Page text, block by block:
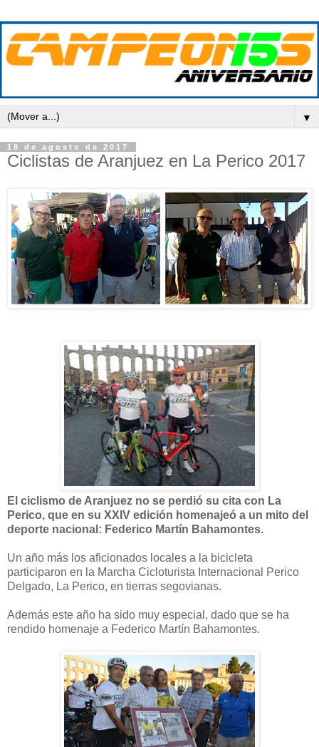
▼
18 de agosto de 2017
Ciclistas de Aranjuez en La Perico 2017
El ciclismo de Aranjuez no se perdió su cita con La
Perico, que en su XXIV edición homenajeó a un mito del
deporte nacional: Federico Martín Bahamontes.
Un año más los aficionados locales a la bicicleta
participaron en la Marcha Cicloturista Internacional Perico
Delgado, La Perico, en tierras segovianas.
Además este año ha sido muy especial, dado que se ha
rendido homenaje a Federico Martín Bahamontes.